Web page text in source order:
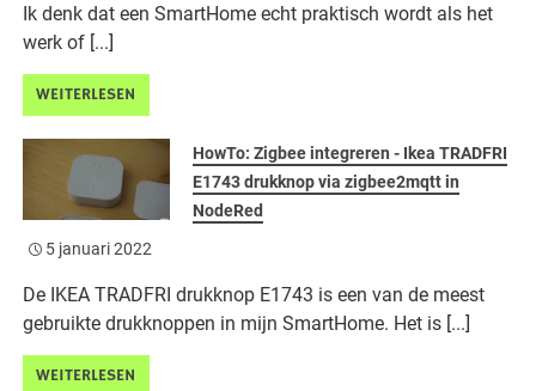
Ik denk dat een SmartHome echt praktisch wordt als het
werk of [...]
WEITERLESEN
HowTo: Zigbee integreren - Ikea TRADFRI
E1743 drukknop via zigbee2mqtt in
NodeRed
5 januari 2022
De IKEA TRADFRI drukknop E1743 is een van de meest
gebruikte drukknoppen in mijn SmartHome. Het is [...]
WEITERLESEN